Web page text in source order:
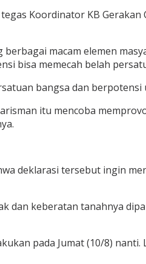
Koordinator KB
macam elemen
bisa memecah belah
bangsa dan berpotensi
itu mencoba
deklarasi tersebut ingin
keberatan tanahnya
pada Jumat (10/8)